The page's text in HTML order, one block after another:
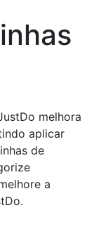
melhora
aplicar
de
a